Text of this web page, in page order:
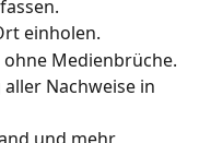
einholen.
Medienbrüche.
Nachweise in